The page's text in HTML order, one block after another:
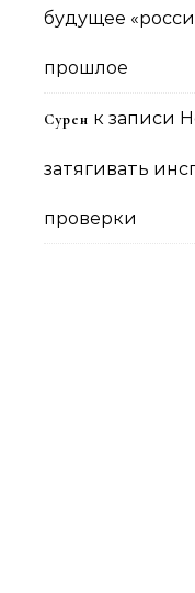
будущее
прошлое
Сурен к записи
затягивать
проверки